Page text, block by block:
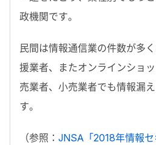
政機関です。
民間は情報通信業の件数が多
援業者、またオンラインショ
売業者、小売業者でも情報漏
す。
（参照： JNSA「2018年情報